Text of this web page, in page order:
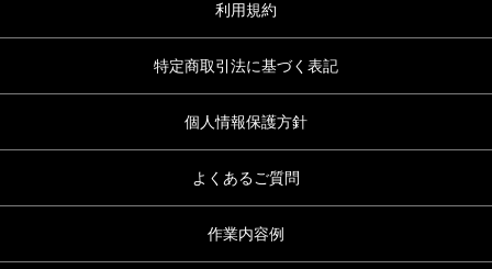
利用規約
特定商取引法に基づく表記
個人情報保護方針
よくあるご質問
作業内容例